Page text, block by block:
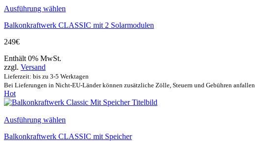
Ausführung wählen
Balkonkraftwerk CLASSIC mit 2 Solarmodulen
249€
Enthält 0% MwSt.
zzgl. Versand
Lieferzeit: bis zu 3-5 Werktagen
Bei Lieferungen in Nicht-EU-Länder können zusätzliche Zölle, Steuern und Gebühren anfallen.
Hot
Ausführung wählen
Balkonkraftwerk CLASSIC mit Speicher